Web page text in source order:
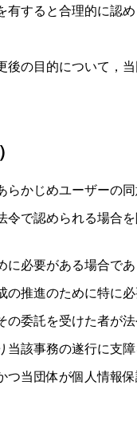
すると合理的に認
の目的について，
らかじめユーザーの
で認められる場合を
に必要がある場合で
推進のために特に
の委託を受けた者が
該事務の遂行に支
当団体が個人情報